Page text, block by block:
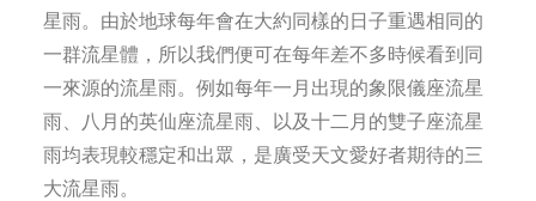
星雨。由於地球每年會在大約同樣的日子重遇相同的
一群流星體，所以我們便可在每年差不多時候看到同
一來源的流星雨。例如每年一月出現的象限儀座流星
雨、八月的英仙座流星雨、以及十二月的雙子座流星
雨均表現較穩定和出眾，是廣受天文愛好者期待的三
大流星雨。